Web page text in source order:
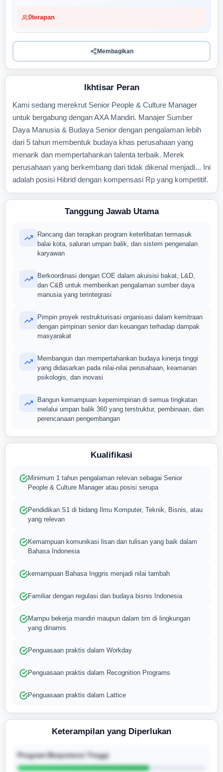
0terapan
Membagikan
Ikhtisar Peran
Kami sedang merekrut Senior People & Culture Manager
untuk bergabung dengan AXA Mandiri. Manajer Sumber
Daya Manusia & Budaya Senior dengan pengalaman lebih
dari 5 tahun membentuk budaya khas perusahaan yang
menarik dan mempertahankan talenta terbaik. Merek
perusahaan yang berkembang dari tidak dikenal menjadi... Ini
adalah posisi Hibrid dengan kompensasi Rp yang kompetitif.
Tanggung Jawab Utama
Rancang dan terapkan program keterlibatan termasuk
balai kota, saluran umpan balik, dan sistem pengenalan
karyawan
Berkoordinasi dengan COE dalam akuisisi bakat, L&D,
dan C&B untuk memberikan pengalaman sumber daya
manusia yang terintegrasi
Pimpin proyek restrukturisasi organisasi dalam kemitraan
dengan pimpinan senior dan keuangan terhadap dampak
masyarakat
Membangun dan mempertahankan budaya kinerja tinggi
yang didasarkan pada nilai-nilai perusahaan, keamanan
psikologis, dan inovasi
Bangun kemampuan kepemimpinan di semua tingkatan
melalui umpan balik 360 yang terstruktur, pembinaan, dan
perencanaan pengembangan
Kualifikasi
Minimum 1 tahun pengalaman relevan sebagai Senior
People & Culture Manager atau posisi serupa
Pendidikan S1 di bidang Ilmu Komputer, Teknik, Bisnis, atau
yang relevan
Kemampuan komunikasi lisan dan tulisan yang baik dalam
Bahasa Indonesia
kemampuan Bahasa Inggris menjadi nilai tambah
Familiar dengan regulasi dan budaya bisnis Indonesia
Mampu bekerja mandiri maupun dalam tim di lingkungan
yang dinamis
Penguasaan praktis dalam Workday
Penguasaan praktis dalam Recognition Programs
Penguasaan praktis dalam Lattice
Keterampilan yang Diperlukan
Program Berpotensi Tinggi